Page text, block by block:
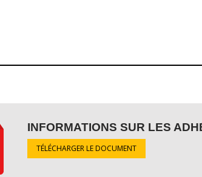
INFORMATIONS SUR LES
TÉLÉCHARGER LE DOCUMENT